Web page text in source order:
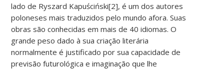
lado de Ryszard Kapuściński[2], é um dos autores
poloneses mais traduzidos pelo mundo afora. Suas
obras são conhecidas em mais de 40 idiomas. O
grande peso dado à sua criação literária
normalmente é justificado por sua capacidade de
previsão futurológica e imaginação que lhe